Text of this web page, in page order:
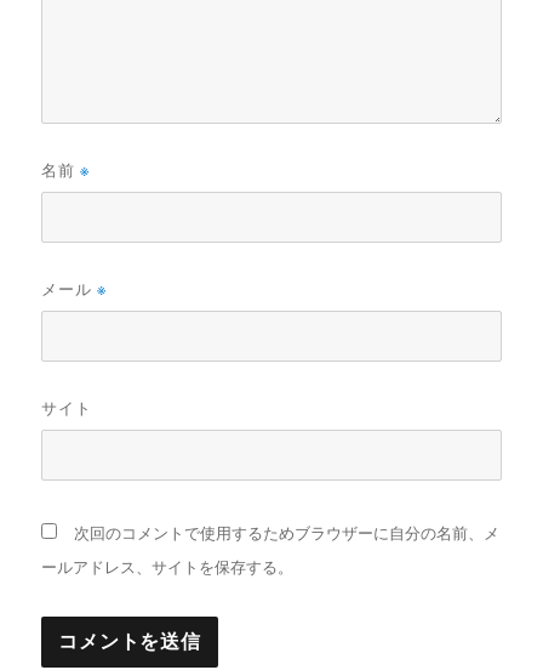
名前※
メール※
サイト
次回のコメントで使用するためブラウザーに自分の名前、メ
ールアドレス、サイトを保存する。